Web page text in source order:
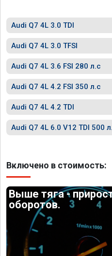
Audi Q7 4L 3.0 TDI
Audi Q7 4L 3.0 TFSI
Audi Q7 4L 3.6 FSI 280 л.с
Audi Q7 4L 4.2 FSI 350 л.с
Audi Q7 4L 4.2 TDI
Audi Q7 4L 6.0 V12 TDI 500
Включено в стоимость:
Выше тяга -
оборотов.